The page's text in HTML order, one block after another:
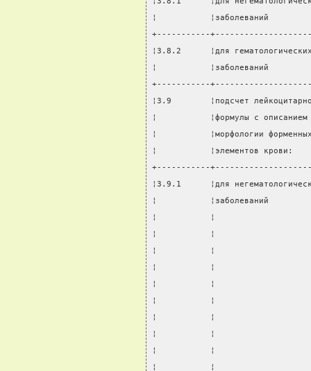
¦
+-----------
¦3.8.2      ¦для
¦
+-----------
¦3.9        ¦подсчет
¦           ¦формулы с
¦           ¦морфологии
¦           ¦элементов
+-----------
¦3.9.1      ¦для
¦           ¦заболеваний
¦           ¦
¦           ¦
¦           ¦
¦           ¦
¦           ¦
¦           ¦
¦           ¦
¦           ¦
¦           ¦
¦           ¦